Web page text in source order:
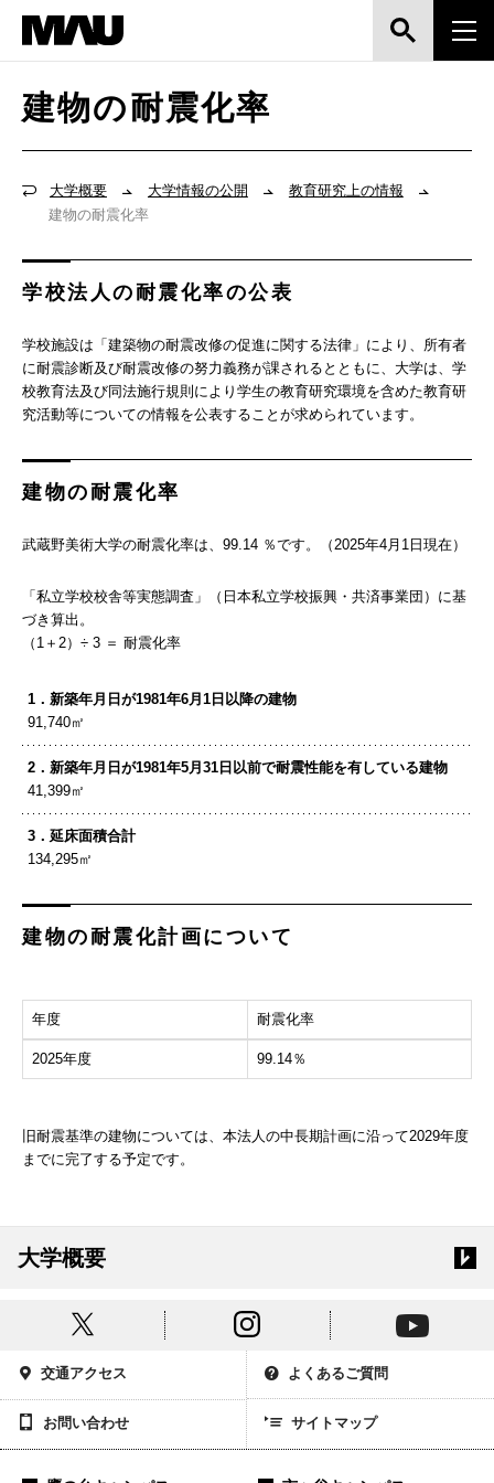
大学概要 大学情報の公開
教育研究上の情報
建物の耐震化率
建物の耐震化率
学校法人の耐震化率の公表
学校施設は「建築物の耐震改修の促進に関する法律」により、所有者
に耐震診断及び耐震改修の努力義務が課されるとともに、大学は、学
校教育法及び同法施行規則により学生の教育研究環境を含めた教育研
究活動等についての情報を公表することが求められています。
建物の耐震化率
武蔵野美術大学の耐震化率は、99.14 ％です。（2025年4月1日現在）
「私立学校校舎等実態調査」（日本私立学校振興・共済事業団）に基
づき算出。
（1＋2）÷ 3 ＝ 耐震化率
1．新築年月日が1981年6月1日以降の建物
91,740㎡
2．新築年月日が1981年5月31日以前で耐震性能を有している建物
41,399㎡
3．延床面積合計
134,295㎡
建物の耐震化計画について
年度 耐震化率
2025年度 99.14％
旧耐震基準の建物については、本法人の中長期計画に沿って2029年度
までに完了する予定です。
大学概要
交通アクセス よくあるご質問
お問い合わせ サイトマップ